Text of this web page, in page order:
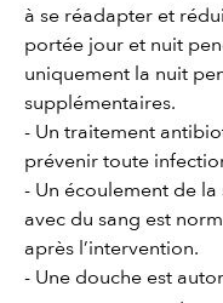
à se réadapter et
portée jour et nuit
uniquement la nuit
supplémentaires.
- Un traitement
prévenir toute
- Un écoulement de
avec du sang est
après l’intervention.
- Une douche est